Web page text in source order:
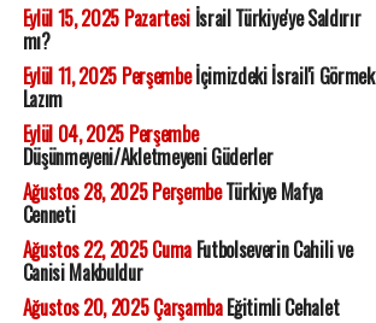
Eylül 15, 2025 Pazartesiİsrail Türkiye'ye Saldırır
mı?
Eylül 11, 2025 Perşembeİçimizdeki İsrail'i Görmek
Lazım
Eylül 04, 2025 Perşembe
Düşünmeyeni/Akletmeyeni Güderler
Ağustos 28, 2025 PerşembeTürkiye Mafya
Cenneti
Ağustos 22, 2025 CumaFutbolseverin Cahili ve
Canisi Makbuldur
Ağustos 20, 2025 ÇarşambaEğitimli Cehalet